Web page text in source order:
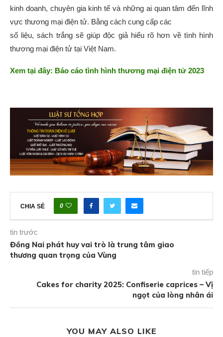
kinh doanh, chuyên gia kinh tế và những ai quan tâm đến lĩnh
vực thương mại điện tử. Bằng cách cung cấp các
số liệu, sách trắng sẽ giúp độc giả hiểu rõ hơn về tình hình
thương mại điện tử tại Việt Nam.
Xem tại đây: Báo cáo tình hình thương mại điện tử 2023
CHIA SẺ 0
tin trước
Đồng Nai phát huy vai trò là trung tâm giao
thương quan trọng của Vùng
tin tiếp
Cakes for charity 2025: Confiserie caprices – Vị
ngọt của lòng nhân ái
YOU MAY ALSO LIKE